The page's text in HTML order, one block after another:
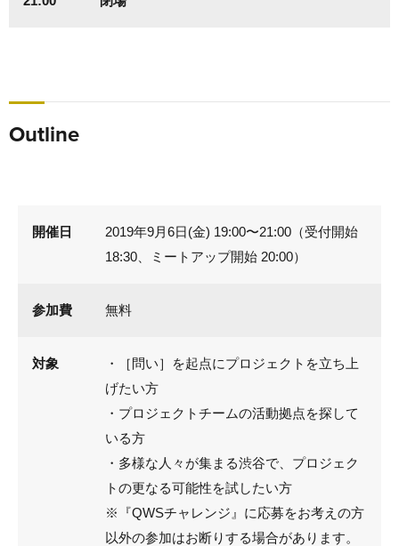
Outline
開催日
2019年9月6日(金) 19:00〜21:00（受付開始
18:30、ミートアップ開始 20:00）
参加費 無料
対象
・［問い］を起点にプロジェクトを立ち上
げたい方
・プロジェクトチームの活動拠点を探して
いる方
・多様な人々が集まる渋谷で、プロジェク
トの更なる可能性を試したい方
※『QWSチャレンジ』に応募をお考えの方
以外の参加はお断りする場合があります。